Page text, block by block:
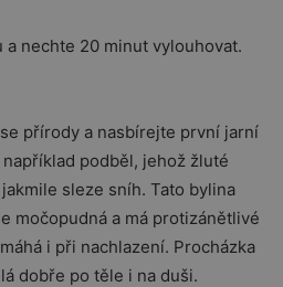
nechte 20 minut vylouhovat.
přírody a nasbírejte první jarní
podběl, jehož žluté
sleze sníh. Tato bylina
močopudná a má protizánětlivé
i při nachlazení. Procházka
dobře po těle i na duši.